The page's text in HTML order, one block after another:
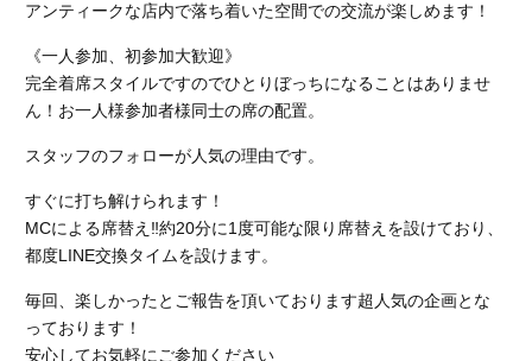
アンティークな店内で落ち着いた空間での交流が楽しめます！
《一人参加、初参加大歓迎》
完全着席スタイルですのでひとりぼっちになることはありませ
ん！お一人様参加者様同士の席の配置。
スタッフのフォローが人気の理由です。
すぐに打ち解けられます！
MCによる席替え‼︎約20分に1度可能な限り席替えを設けており、
都度LINE交換タイムを設けます。
毎回、楽しかったとご報告を頂いております超人気の企画とな
っております！
安心してお気軽にご参加ください